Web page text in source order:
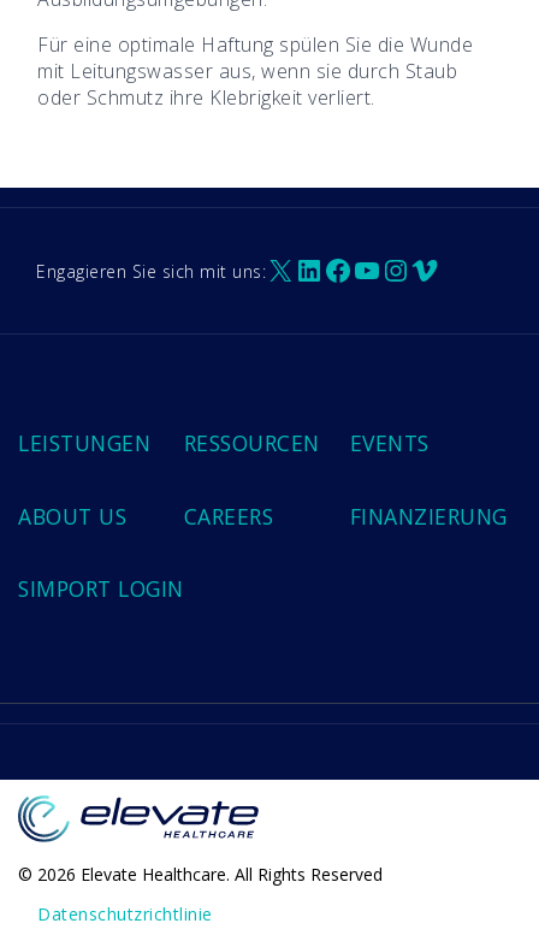
Für eine optimale Haftung spülen Sie die Wunde
mit Leitungswasser aus, wenn sie durch Staub
oder Schmutz ihre Klebrigkeit verliert.
Engagieren Sie sich mit uns:X LinkedIn
Facebook
YouTube
Instagram
Vimeo
LEISTUNGEN RESSOURCEN EVENTS
ABOUT US CAREERS FINANZIERUNG
SIMPORT LOGIN
© 2026 Elevate Healthcare. All Rights Reserved
Datenschutzrichtlinie